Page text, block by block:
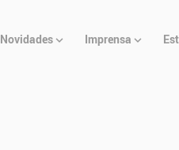
Novidades Imprensa